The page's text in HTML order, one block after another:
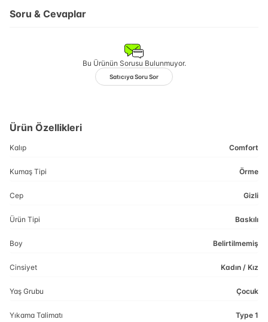
Soru & Cevaplar
Bu Ürünün Sorusu Bulunmuyor.
Satıcıya Soru Sor
Ürün Özellikleri
Kalıp Comfort
Kumaş Tipi Örme
Cep Gizli
Ürün Tipi Baskılı
Boy Belirtilmemiş
Cinsiyet Kadın / Kız
Yaş Grubu Çocuk
Yıkama Talimatı Type 1